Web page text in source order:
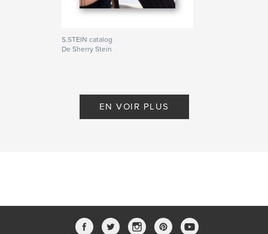
S.STEIN catalog
De Sherry Stein
EN VOIR PLUS